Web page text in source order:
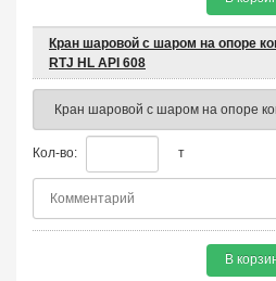
Кран шаровой с шаром на опоре
RTJ HL API 608
Кол-во: т
В